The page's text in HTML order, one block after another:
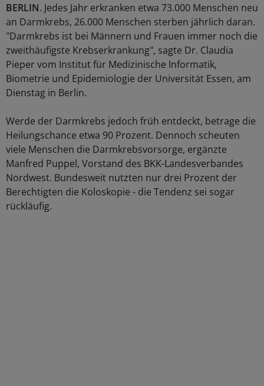
BERLIN. Jedes Jahr erkranken etwa 73.000 Menschen neu
an Darmkrebs, 26.000 Menschen sterben jährlich daran.
"Darmkrebs ist bei Männern und Frauen immer noch die
zweithäufigste Krebserkrankung", sagte Dr. Claudia
Pieper vom Institut für Medizinische Informatik,
Biometrie und Epidemiologie der Universität Essen, am
Dienstag in Berlin.
Werde der Darmkrebs jedoch früh entdeckt, betrage die
Heilungschance etwa 90 Prozent. Dennoch scheuten
viele Menschen die Darmkrebsvorsorge, ergänzte
Manfred Puppel, Vorstand des BKK-Landesverbandes
Nordwest. Bundesweit nutzten nur drei Prozent der
Berechtigten die Koloskopie - die Tendenz sei sogar
rückläufig.